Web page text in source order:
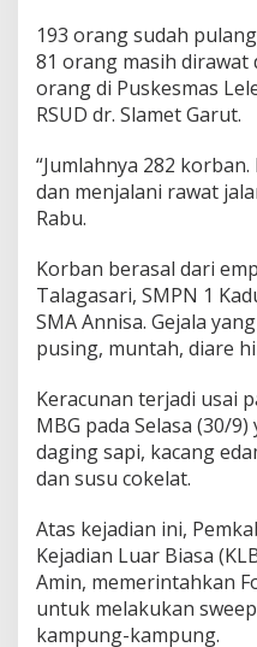
193 orang sudah
81 orang masih dirawat
orang di Puskesmas
RSUD dr. Slamet Garut.
“Jumlahnya 282
dan menjalani rawat
Rabu.
Korban berasal dari
Talagasari, SMPN 1
SMA Annisa. Gejala
pusing, muntah, diare
Keracunan terjadi usai
MBG pada Selasa (30/
daging sapi, kacang
dan susu cokelat.
Atas kejadian ini,
Kejadian Luar Biasa
Amin, memerintahkan
untuk melakukan
kampung-kampung.